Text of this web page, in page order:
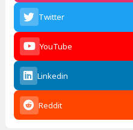
Twitter
YouTube
Linkedin
Reddit